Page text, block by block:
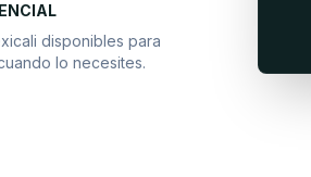
disponibles para
lo necesites.